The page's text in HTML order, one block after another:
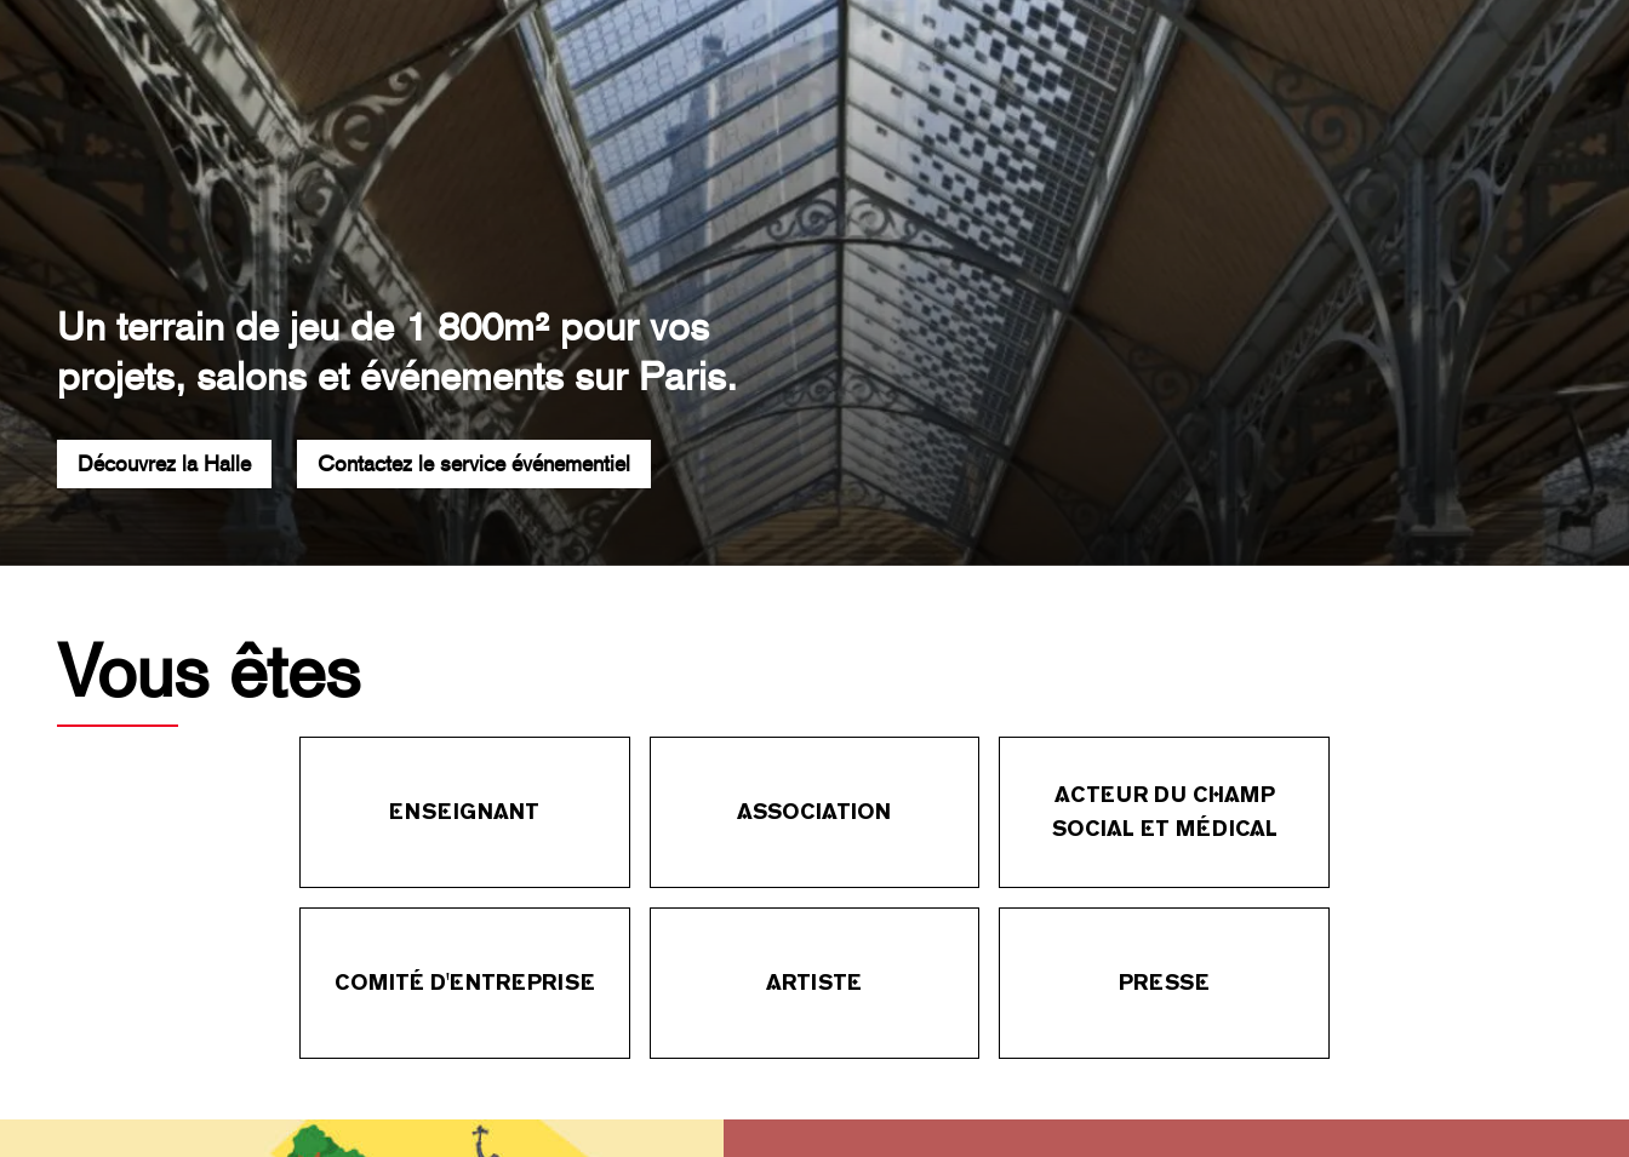
Un terrain de jeu de 1 800m² pour vos
projets, salons et événements sur Paris.
Découvrez la Halle Contactez le service événementiel
Vous êtes
ENSEIGNANT ASSOCIATION
ACTEUR DU CHAMP
SOCIAL ET MÉDICAL
COMITÉ D'ENTREPRISE ARTISTE PRESSE